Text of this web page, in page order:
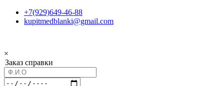
+7(929)649-46-88
kupitmedblanki@gmail.com
×
Заказ справки